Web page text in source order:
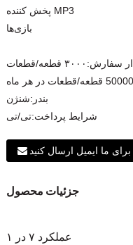
پخش کننده MP3
بازی‌ها
سفارش: ۳۰۰۰ قطعه/قطعات
50000 قطعه/قطعات در هر ماه
بندر:شنژن
شرایط پرداخت:تی/تی
برای ما ایمیل ارسال کنید
جزئیات محصول
عملکرد ۷ در ۱